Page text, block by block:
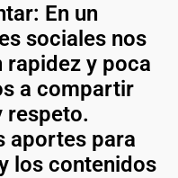
En un
sociales nos
rapidez y poca
a compartir
respeto.
aportes para
los contenidos